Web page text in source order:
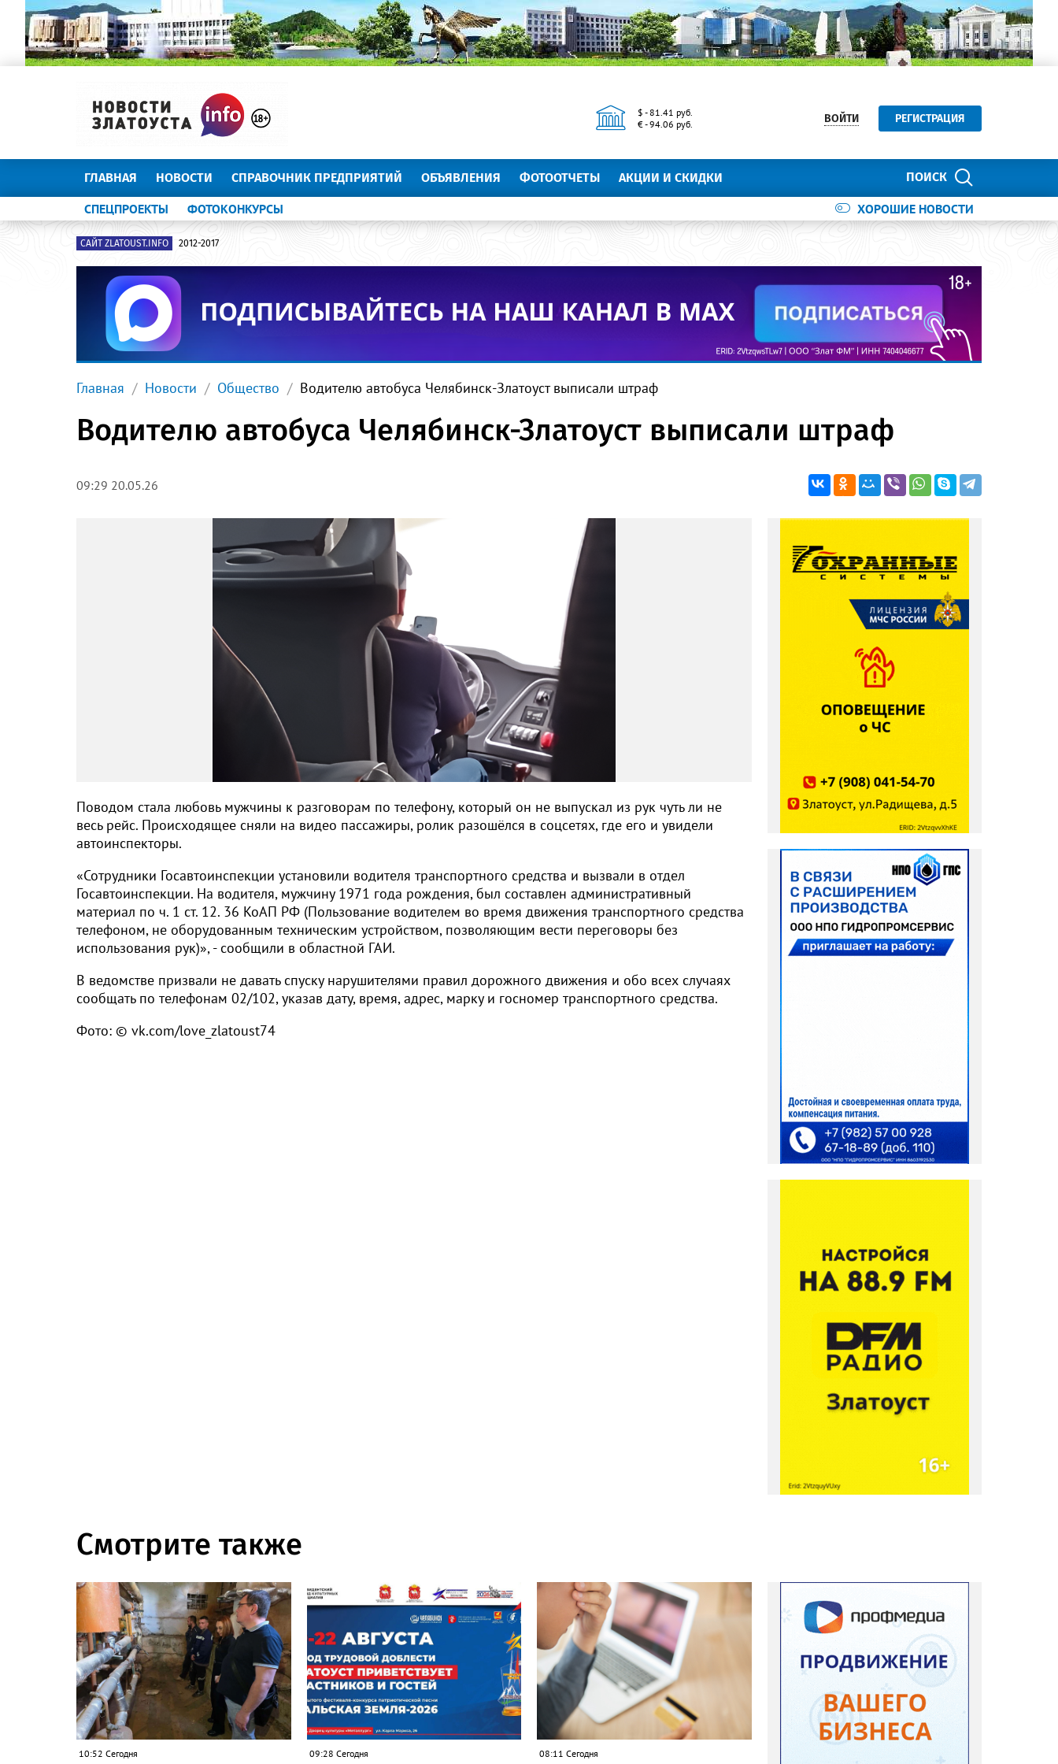
$ - 81.41 руб.
€ - 94.06 руб.
ВОЙТИ РЕГИСТРАЦИЯ
ПОИСК
ГЛАВНАЯ НОВОСТИ СПРАВОЧНИК ПРЕДПРИЯТИЙ ОБЪЯВЛЕНИЯ ФОТООТЧЕТЫ АКЦИИ И СКИДКИ
ХОРОШИЕ НОВОСТИ
СПЕЦПРОЕКТЫ ФОТОКОНКУРСЫ
САЙТ ZLATOUST.INFO 2012-2017
Главная Новости Общество Водителю автобуса Челябинск-Златоуст выписали штраф
Водителю автобуса Челябинск-Златоуст выписали штраф
09:29 20.05.26
Поводом стала любовь мужчины к разговорам по телефону, который он не выпускал из рук чуть ли не
весь рейс. Происходящее сняли на видео пассажиры, ролик разошёлся в соцсетях, где его и увидели
автоинспекторы.
«Сотрудники Госавтоинспекции установили водителя транспортного средства и вызвали в отдел
Госавтоинспекции. На водителя, мужчину 1971 года рождения, был составлен административный
материал по ч. 1 ст. 12. 36 КоАП РФ (Пользование водителем во время движения транспортного средства
телефоном, не оборудованным техническим устройством, позволяющим вести переговоры без
использования рук)», - сообщили в областной ГАИ.
В ведомстве призвали не давать спуску нарушителями правил дорожного движения и обо всех случаях
сообщать по телефонам 02/102, указав дату, время, адрес, марку и госномер транспортного средства.
Фото: © vk.com/love_zlatoust74
Смотрите также
10:52 Сегодня 09:28 Сегодня 08:11 Сегодня